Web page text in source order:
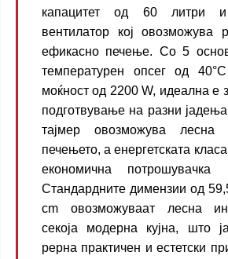
капацитет од 60 литри
вентилатор кој овозможува
ефикасно печење. Со 5
температурен опсег од
моќност од 2200 W, идеална е
подготвување на разни
тајмер овозможува лесна
печењето, а енергетската
економична потрошувачка
Стандардните димензии од
cm овозможуваат лесна
секоја модерна кујна, што
рерна практичен и естетски